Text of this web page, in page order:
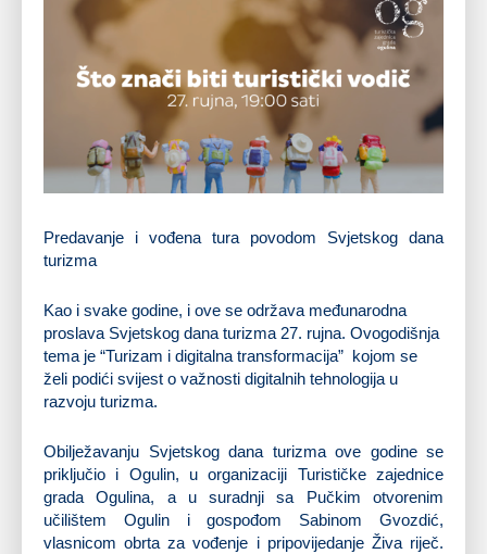
Predavanje i vođena tura povodom Svjetskog dana
turizma
Kao i svake godine, i ove se održava međunarodna
proslava Svjetskog dana turizma 27. rujna. Ovogodišnja
tema je “Turizam i digitalna transformacija” kojom se
želi podići svijest o važnosti digitalnih tehnologija u
razvoju turizma.
Obilježavanju Svjetskog dana turizma ove godine se
priključio i Ogulin, u organizaciji Turističke zajednice
grada Ogulina, a u suradnji sa Pučkim otvorenim
učilištem Ogulin i gospođom Sabinom Gvozdić,
vlasnicom obrta za vođenje i pripovijedanje Živa riječ.